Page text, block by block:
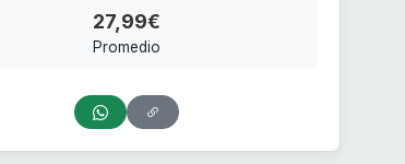
27,99€
Promedio